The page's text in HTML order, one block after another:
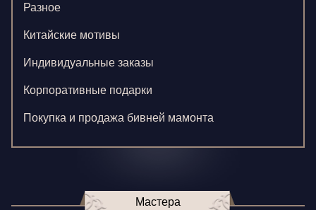
Разное
Китайские мотивы
Индивидуальные заказы
Корпоративные подарки
Покупка и продажа бивней мамонта
Мастера